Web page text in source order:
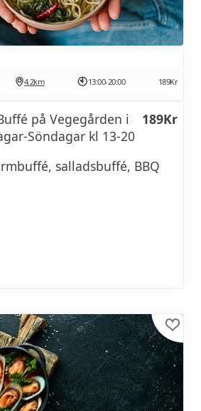
4.2km 13:00-20:00 189Kr
på Vegegården i
Söndagar kl 13-20
189Kr
salladsbuffé, BBQ